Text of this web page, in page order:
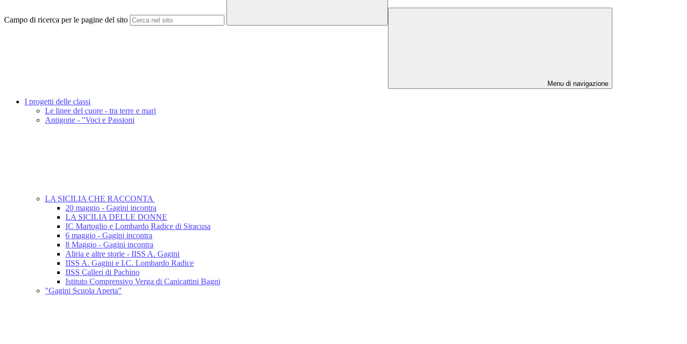
Campo di ricerca per le pagine del sito
Menu di navigazione
I progetti delle classi
Le linee del cuore - tra terre e mari
Antigone - "Voci e Passioni
LA SICILIA CHE RACCONTA
20 maggio - Gagini incontra
LA SICILIA DELLE DONNE
IC Martoglio e Lombardo Radice di Siracusa
6 maggio - Gagini incontra
8 Maggio - Gagini incontra
Aliria e altre storie - IISS A. Gagini
IISS A. Gagini e I.C. Lombardo Radice
IISS Calleri di Pachino
Istituto Comprensivo Verga di Canicattini Bagni
"Gagini Scuola Aperta"